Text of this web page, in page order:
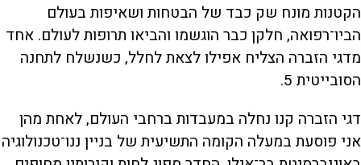
הקטנות מונח שק כבד של הבטחות ושאיפות בעולם
הביו־רפואה, חלקן כבר הוגשמו והביאו תרופות לעולם. אחד
מדגי הזברה הצליח אפילו לצאת לחלל, כשנשלח לתחנה
הסובייטית 5.
דגי הזברה קנו נחלה במעבדות ברחבי העולם, לאחת מהן
אני פוסעת במעלה הקומה התשיעית של בניין ננו־טכנולוגיה